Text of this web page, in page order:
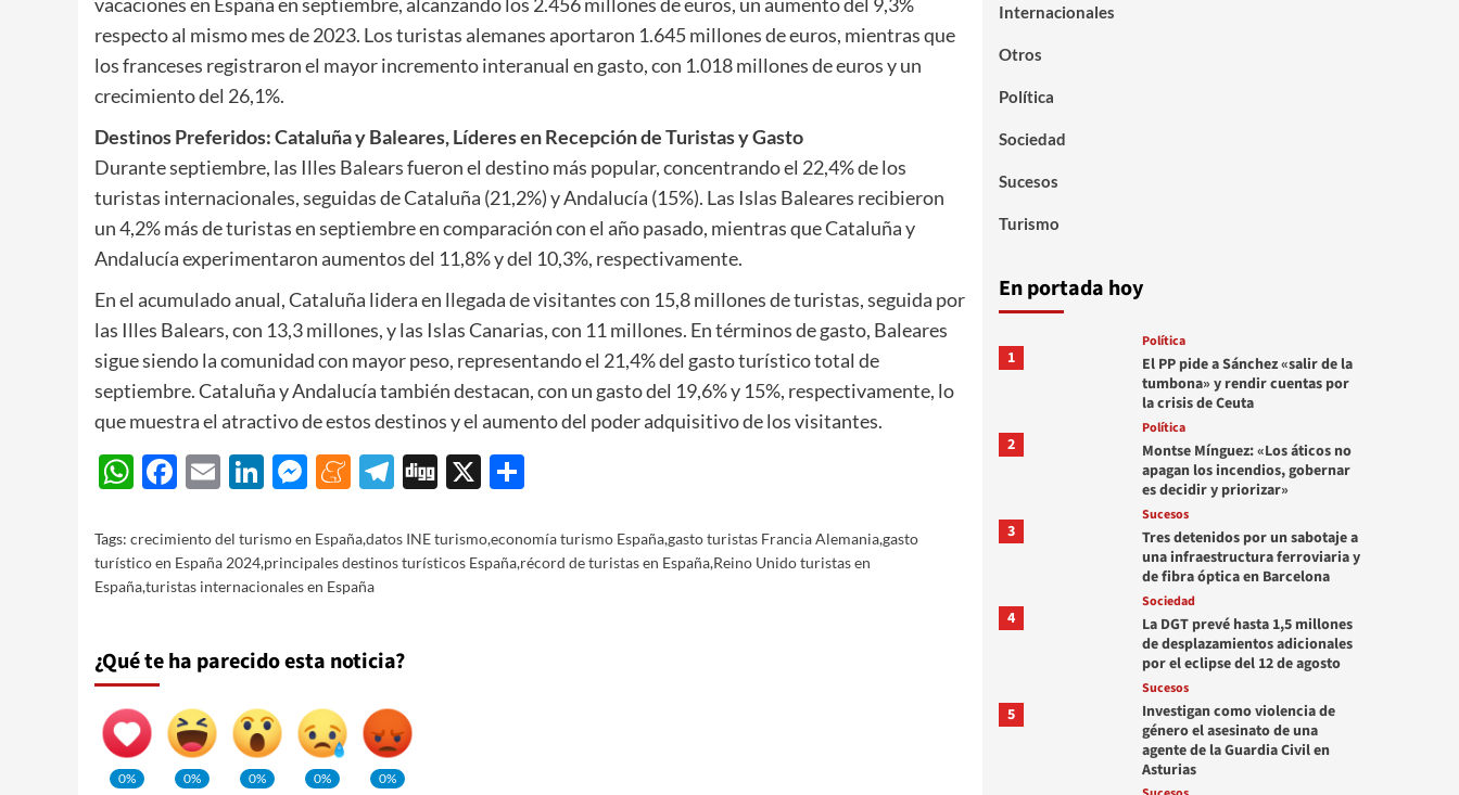
vacaciones en España en septiembre, alcanzando los 2.456 millones de euros, un aumento del 9,3%
respecto al mismo mes de 2023. Los turistas alemanes aportaron 1.645 millones de euros, mientras que
los franceses registraron el mayor incremento interanual en gasto, con 1.018 millones de euros y un
crecimiento del 26,1%.
Destinos Preferidos: Cataluña y Baleares, Líderes en Recepción de Turistas y Gasto
Durante septiembre, las Illes Balears fueron el destino más popular, concentrando el 22,4% de los
turistas internacionales, seguidas de Cataluña (21,2%) y Andalucía (15%). Las Islas Baleares recibieron
un 4,2% más de turistas en septiembre en comparación con el año pasado, mientras que Cataluña y
Andalucía experimentaron aumentos del 11,8% y del 10,3%, respectivamente.
En el acumulado anual, Cataluña lidera en llegada de visitantes con 15,8 millones de turistas, seguida por
las Illes Balears, con 13,3 millones, y las Islas Canarias, con 11 millones. En términos de gasto, Baleares
sigue siendo la comunidad con mayor peso, representando el 21,4% del gasto turístico total de
septiembre. Cataluña y Andalucía también destacan, con un gasto del 19,6% y 15%, respectivamente, lo
que muestra el atractivo de estos destinos y el aumento del poder adquisitivo de los visitantes.
WhatsApp
Facebook
EmailLinkedIn
Messenger
Meneame
Telegram
Digg
X
Tags: crecimiento del turismo en España,datos INE turismo,economía turismo España,gasto turistas Francia Alemania,gasto
turístico en España 2024,principales destinos turísticos España,récord de turistas en España,Reino Unido turistas en
España,turistas internacionales en España
¿Qué te ha parecido esta noticia?
0%
0%
0%
0%
0%
Internacionales
Otros
Política
Sociedad
Sucesos
Turismo
En portada hoy
1
Política
El PP pide a Sánchez «salir de la
tumbona» y rendir cuentas por
la crisis de Ceuta
2
Política
Montse Mínguez: «Los áticos no
apagan los incendios, gobernar
es decidir y priorizar»
3
Sucesos
Tres detenidos por un sabotaje a
una infraestructura ferroviaria y
de fibra óptica en Barcelona
4
Sociedad
La DGT prevé hasta 1,5 millones
de desplazamientos adicionales
por el eclipse del 12 de agosto
5
Sucesos
Investigan como violencia de
género el asesinato de una
agente de la Guardia Civil en
Asturias